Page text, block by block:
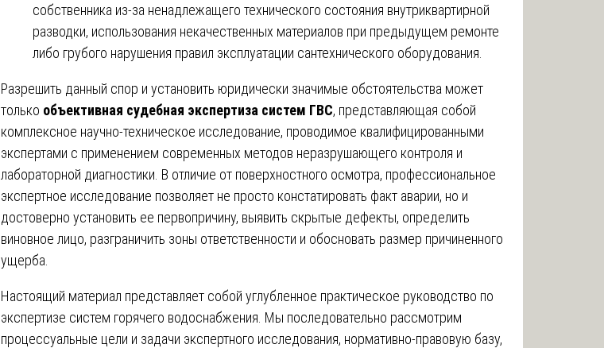
собственника из-за ненадлежащего технического состояния внутриквартирной
разводки, использования некачественных материалов при предыдущем ремонте
либо грубого нарушения правил эксплуатации сантехнического оборудования.
Разрешить данный спор и установить юридически значимые обстоятельства может
только объективная судебная экспертиза систем ГВС, представляющая собой
комплексное научно-техническое исследование, проводимое квалифицированными
экспертами с применением современных методов неразрушающего контроля и
лабораторной диагностики. В отличие от поверхностного осмотра, профессиональное
экспертное исследование позволяет не просто констатировать факт аварии, но и
достоверно установить ее первопричину, выявить скрытые дефекты, определить
виновное лицо, разграничить зоны ответственности и обосновать размер причиненного
ущерба.
Настоящий материал представляет собой углубленное практическое руководство по
экспертизе систем горячего водоснабжения. Мы последовательно рассмотрим
процессуальные цели и задачи экспертного исследования, нормативно-правовую базу,